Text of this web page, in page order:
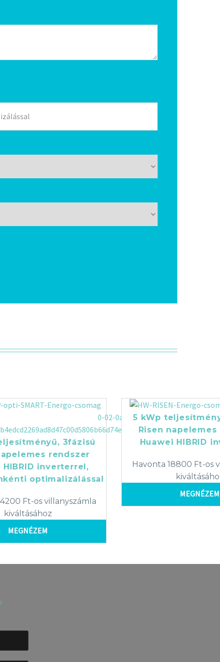
3fázisú
rendszer
HIBRID inverterrel,
optimalizálással
Ft-os villanyszámla
kiváltásához
MEGNÉZEM
5 kWp
Risen
Huawei HIBRID
Havonta 18800 Ft-os
MEGNÉZEM